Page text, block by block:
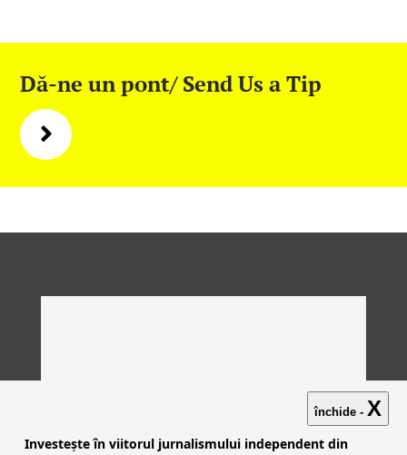
Dă-ne un pont/ Send Us a Tip
închide - X
Investește în viitorul jurnalismului independent din